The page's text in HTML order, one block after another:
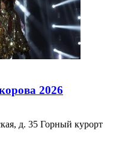
2026
д. 35 Горный курорт